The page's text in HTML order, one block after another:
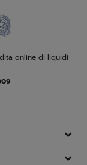
online di liquidi